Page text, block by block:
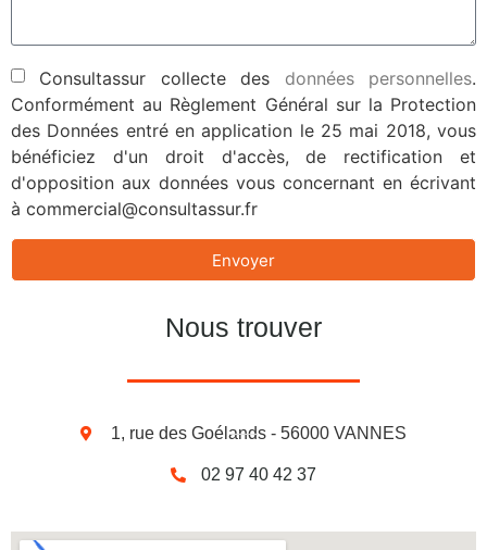
Consultassur collecte des données personnelles.
Conformément au Règlement Général sur la Protection
des Données entré en application le 25 mai 2018, vous
bénéficiez d'un droit d'accès, de rectification et
d'opposition aux données vous concernant en écrivant
à commercial@consultassur.fr
Envoyer
Nous trouver
1, rue des Goélands - 56000 VANNES
02 97 40 42 37